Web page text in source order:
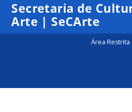
Secretaria de
Arte | SeCArte
Área Restrita
1:00